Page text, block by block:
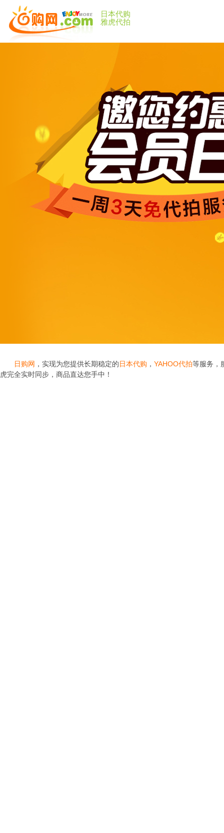
日本代购
雅虎代拍
日购网 ，实现为您提供长期稳定的日本代购 ， YAHOO代拍等服务，
虎完全实时同步，商品直达您手中！